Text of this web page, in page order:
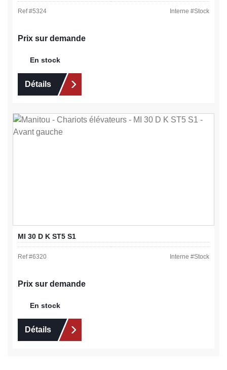
Ref #5324 Interne #Stock
Prix sur demande
En stock
Détails
MI 30 D K ST5 S1
Ref #6320 Interne #Stock
Prix sur demande
En stock
Détails